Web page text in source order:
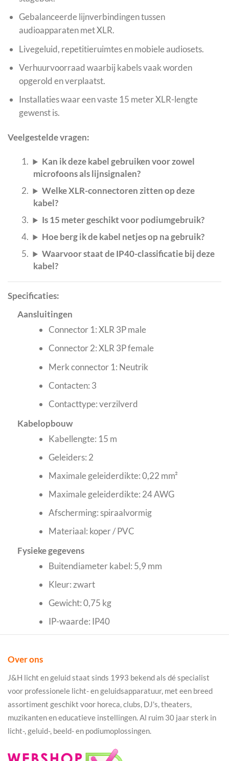
Gebalanceerde lijnverbindingen tussen
audioapparaten met XLR.
Livegeluid, repetitieruimtes en mobiele audiosets.
Verhuurvoorraad waarbij kabels vaak worden
opgerold en verplaatst.
Installaties waar een vaste 15 meter XLR-lengte
gewenst is.
Veelgestelde vragen:
Kan ik deze kabel gebruiken voor zowel
microfoons als lijnsignalen?
Welke XLR-connectoren zitten op deze
kabel?
Is 15 meter geschikt voor podiumgebruik?
Hoe berg ik de kabel netjes op na gebruik?
Waarvoor staat de IP40-classificatie bij deze
kabel?
Specificaties:
Aansluitingen
Connector 1: XLR 3P male
Connector 2: XLR 3P female
Merk connector 1: Neutrik
Contacten: 3
Contacttype: verzilverd
Kabelopbouw
Kabellengte: 15 m
Geleiders: 2
Maximale geleiderdikte: 0,22 mm²
Maximale geleiderdikte: 24 AWG
Afscherming: spiraalvormig
Materiaal: koper / PVC
Fysieke gegevens
Buitendiameter kabel: 5,9 mm
Kleur: zwart
Gewicht: 0,75 kg
IP-waarde: IP40
Over ons
J&H licht en geluid staat sinds 1993 bekend als dé specialist
voor professionele licht- en geluidsapparatuur, met een breed
assortiment geschikt voor horeca, clubs, DJ's, theaters,
muzikanten en educatieve instellingen. Al ruim 30 jaar sterk in
licht-, geluid-, beeld- en podiumoplossingen.